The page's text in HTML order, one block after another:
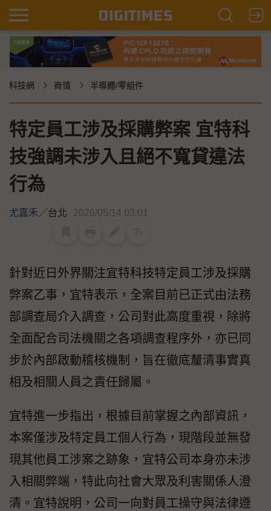
科技網 商情 半導體/零組件
特定員工涉及採購弊案 宜特科
技強調未涉入且絕不寬貸違法
行為
尤嘉禾／台北 2026/05/14 03:01
針對近日外界關注宜特科技特定員工涉及採購
弊案乙事，宜特表示，全案目前已正式由法務
部調查局介入調查，公司對此高度重視，除將
全面配合司法機關之各項調查程序外，亦已同
步於內部啟動稽核機制，旨在徹底釐清事實真
相及相關人員之責任歸屬。
宜特進一步指出，根據目前掌握之內部資訊，
本案僅涉及特定員工個人行為，現階段並無發
現其他員工涉案之跡象，宜特公司本身亦未涉
入相關弊端，特此向社會大眾及利害關係人澄
清。宜特說明，公司一向對員工操守與法律遵